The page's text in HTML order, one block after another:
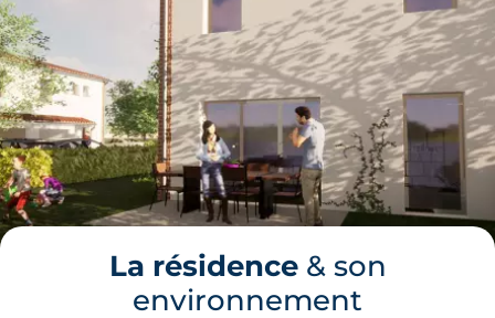
La résidence& son
environnement